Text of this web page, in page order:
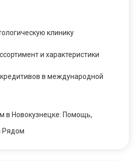
клинику
и характеристики
в международной
в Новокузнецке: Помощь,
Рядом